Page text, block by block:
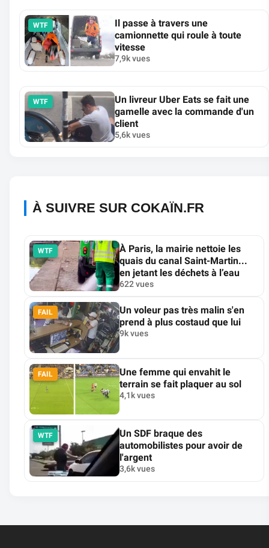
WTF
Il passe à travers une
camionnette qui roule à toute
vitesse
7,9k vues
WTF
Un livreur Uber Eats se fait une
gamelle avec la commande d'un
client
5,6k vues
À SUIVRE SUR COKAÏN.FR
WTF
À Paris, la mairie nettoie les
quais du canal Saint-Martin...
en jetant les déchets à l’eau
622 vues
FAIL
Un voleur pas très malin s'en
prend à plus costaud que lui
9k vues
FAIL
Une femme qui envahit le
terrain se fait plaquer au sol
4,1k vues
WTF
Un SDF braque des
automobilistes pour avoir de
l'argent
3,6k vues